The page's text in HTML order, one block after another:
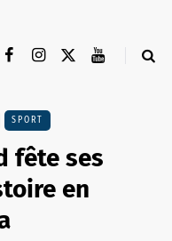
SPORT
fête ses
en